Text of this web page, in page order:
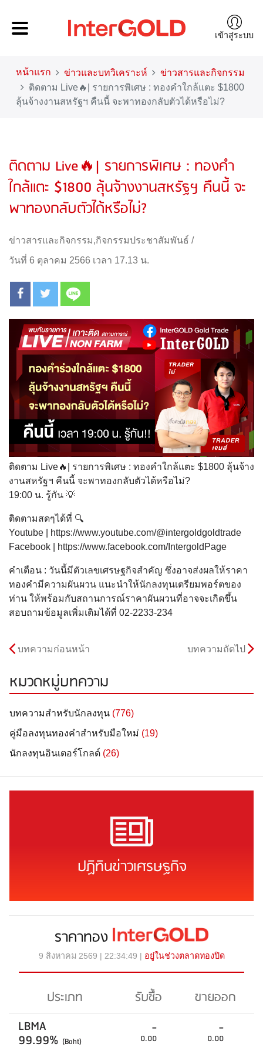
เข้าสู่ระบบ
หน้าแรก ข่าวและบทวิเคราะห์
ข่าวสารและกิจกรรม
ติดตาม Live🔥| รายการพิเศษ : ทองคำใกล้แตะ $1800
ลุ้นจ้างงานสหรัฐฯ คืนนี้ จะพาทองกลับตัวได้หรือไม่?
ติดตาม Live🔥| รายการพิเศษ : ทองคำ
ใกล้แตะ $1800 ลุ้นจ้างงานสหรัฐฯ คืนนี้ จะ
พาทองกลับตัวได้หรือไม่?
ข่าวสารและกิจกรรม,กิจกรรมประชาสัมพันธ์ /
วันที่ 6 ตุลาคม 2566 เวลา 17.13 น.
ติดตาม Live🔥| รายการพิเศษ : ทองคำใกล้แตะ $1800 ลุ้นจ้าง
งานสหรัฐฯ คืนนี้ จะพาทองกลับตัวได้หรือไม่?
19:00 น. รู้กัน 💡
ติดตามสดๆได้ที่ 🔍
Youtube | https://www.youtube.com/@intergoldgoldtrade
Facebook | https://www.facebook.com/IntergoldPage
คำเตือน : วันนี้มีตัวเลขเศรษฐกิจสำคัญ ซึ่งอาจส่งผลให้ราคา
ทองคำมีความผันผวน แนะนำให้นักลงทุนเตรียมพอร์ตของ
ท่าน ให้พร้อมกับสถานการณ์ราคาผันผวนที่อาจจะเกิดขึ้น
สอบถามข้อมูลเพิ่มเติมได้ที่ 02-2233-234
บทความก่อนหน้า บทความถัดไป
หมวดหมู่บทความ
บทความสำหรับนักลงทุน (776)
คู่มือลงทุนทองคำสำหรับมือใหม่ (19)
นักลงทุนอินเตอร์โกลด์ (26)
ปฏิทินข่าวเศรษฐกิจ
ราคาทอง
9 สิงหาคม 2569 | 22:34:49 | อยู่ในช่วงตลาดทองปิด
ประเภท รับซื้อ
ขายออก
LBMA
99.99% (Baht)
-
0.00
-
0.00